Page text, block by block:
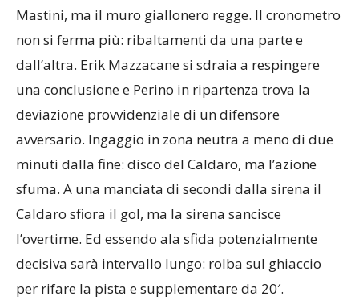
Mastini, ma il muro giallonero regge. Il cronometro
non si ferma più: ribaltamenti da una parte e
dall’altra. Erik Mazzacane si sdraia a respingere
una conclusione e Perino in ripartenza trova la
deviazione provvidenziale di un difensore
avversario. Ingaggio in zona neutra a meno di due
minuti dalla fine: disco del Caldaro, ma l’azione
sfuma. A una manciata di secondi dalla sirena il
Caldaro sfiora il gol, ma la sirena sancisce
l’overtime. Ed essendo ala sfida potenzialmente
decisiva sarà intervallo lungo: rolba sul ghiaccio
per rifare la pista e supplementare da 20′.